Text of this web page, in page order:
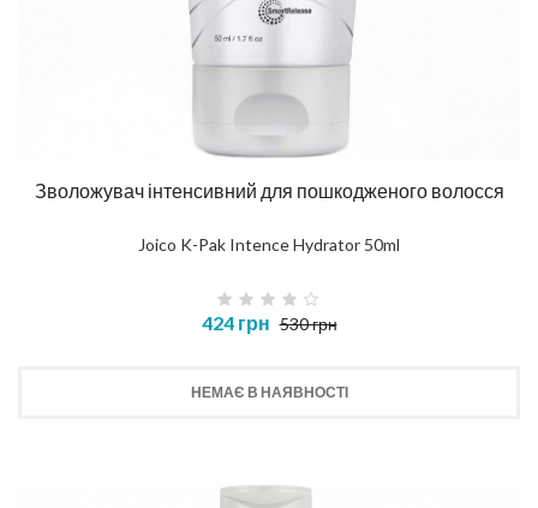
Зволожувач інтенсивний для пошкодженого волосся
Joico K-Pak Intence Hydrator 50ml
424 грн 530 грн
НЕМАЄ В НАЯВНОСТІ